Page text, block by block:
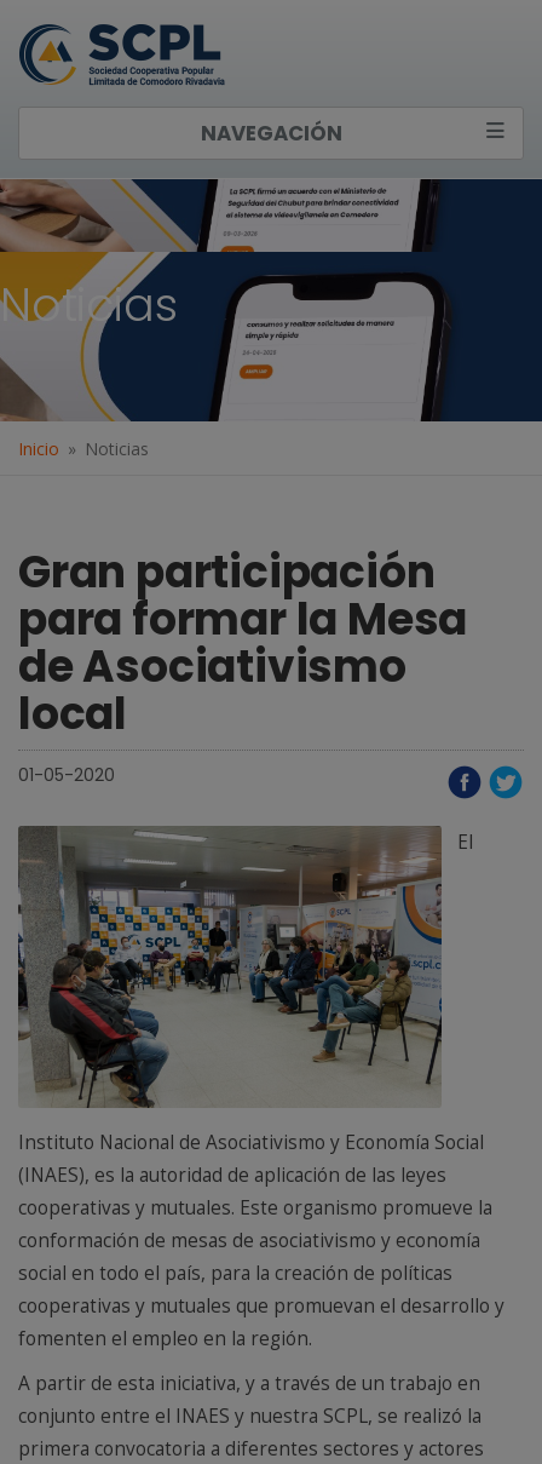
NAVEGACIÓN
Noticias
Inicio Noticias
Gran participación
para formar la Mesa
de Asociativismo
local
01-05-2020
El
Instituto Nacional de Asociativismo y Economía Social
(INAES), es la autoridad de aplicación de las leyes
cooperativas y mutuales. Este organismo promueve la
conformación de mesas de asociativismo y economía
social en todo el país, para la creación de políticas
cooperativas y mutuales que promuevan el desarrollo y
fomenten el empleo en la región.
A partir de esta iniciativa, y a través de un trabajo en
conjunto entre el INAES y nuestra SCPL, se realizó la
primera convocatoria a diferentes sectores y actores